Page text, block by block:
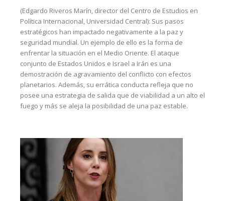
(Edgardo Riveros Marín, director del Centro de Estudios en
Política Internacional, Universidad Central): Sus pasos
estratégicos han impactado negativamente a la paz y
seguridad mundial. Un ejemplo de ello es la forma de
enfrentar la situación en el Medio Oriente. El ataque
conjunto de Estados Unidos e Israel a Irán es una
demostración de agravamiento del conflicto con efectos
planetarios. Además, su errática conducta refleja que no
posee una estrategia de salida que de viabilidad a un alto el
fuego y más se aleja la posibilidad de una paz estable.